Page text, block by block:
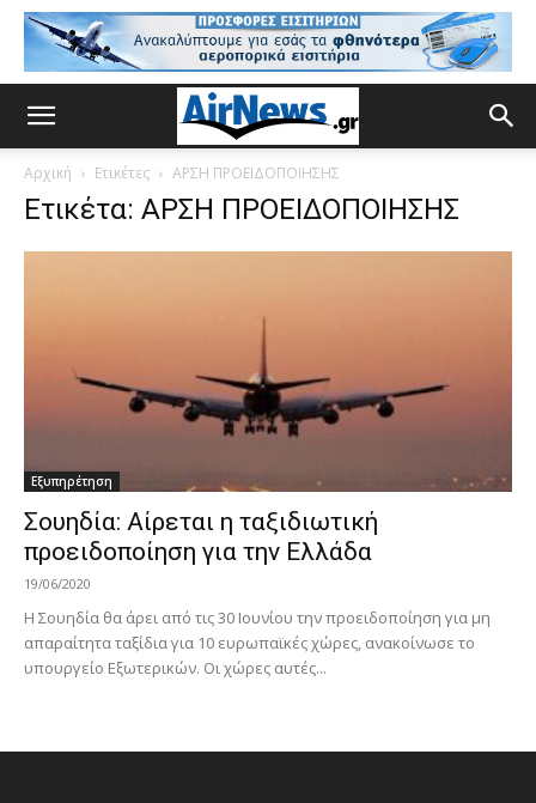
Αρχική Ετικέτες ΑΡΣΗ ΠΡΟΕΙΔΟΠΟΙΗΣΗΣ
Ετικέτα: ΑΡΣΗ ΠΡΟΕΙΔΟΠΟΙΗΣΗΣ
Εξυπηρέτηση
Σουηδία: Αίρεται η ταξιδιωτική
προειδοποίηση για την Ελλάδα
19/06/2020
Η Σουηδία θα άρει από τις 30 Ιουνίου την προειδοποίηση για μη
απαραίτητα ταξίδια για 10 ευρωπαϊκές χώρες, ανακοίνωσε το
υπουργείο Εξωτερικών. Οι χώρες αυτές...